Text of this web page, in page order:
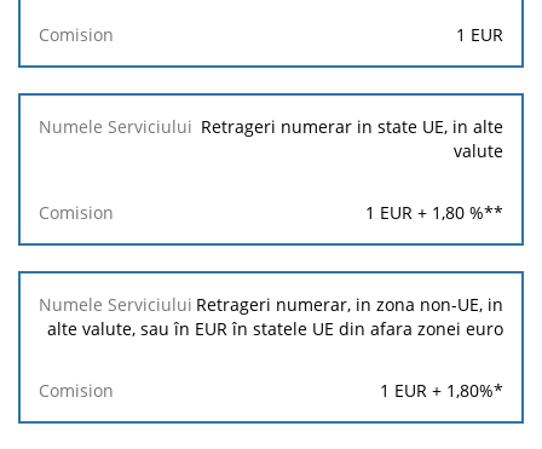
1 EUR
Retrageri numerar in state UE, in alte
valute
1 EUR + 1,80 %**
Retrageri numerar, in zona non-UE, in
alte valute, sau în EUR în statele UE din afara zonei euro
1 EUR + 1,80%*